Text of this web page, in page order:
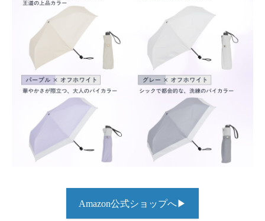
Amazon公式ショップへ▶︎